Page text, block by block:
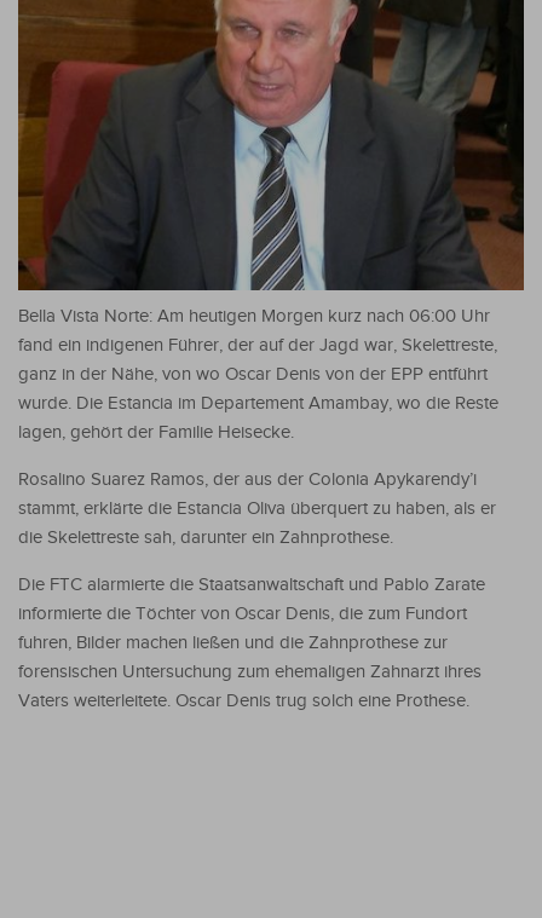
Bella Vista Norte: Am heutigen Morgen kurz nach 06:00 Uhr
fand ein indigenen Führer, der auf der Jagd war, Skelettreste,
ganz in der Nähe, von wo Oscar Denis von der EPP entführt
wurde. Die Estancia im Departement Amambay, wo die Reste
lagen, gehört der Familie Heisecke.
Rosalino Suarez Ramos, der aus der Colonia Apykarendy’i
stammt, erklärte die Estancia Oliva überquert zu haben, als er
die Skelettreste sah, darunter ein Zahnprothese.
Die FTC alarmierte die Staatsanwaltschaft und Pablo Zarate
informierte die Töchter von Oscar Denis, die zum Fundort
fuhren, Bilder machen ließen und die Zahnprothese zur
forensischen Untersuchung zum ehemaligen Zahnarzt ihres
Vaters weiterleitete. Oscar Denis trug solch eine Prothese.